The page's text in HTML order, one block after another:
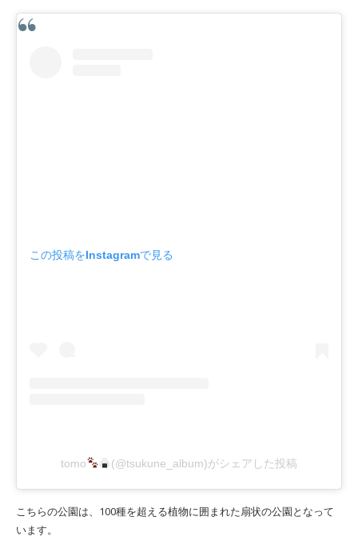
この投稿をInstagramで見る
tomo (@tsukune_album)がシェアした投稿
こちらの公園は、100種を超える植物に囲まれた扇状の公園となって
います。